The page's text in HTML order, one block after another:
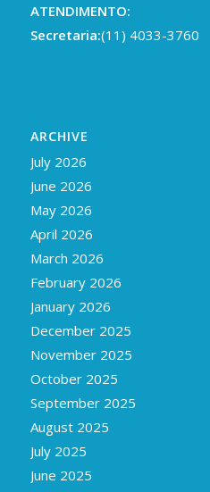
ATENDIMENTO:
Secretaria:(11) 4033-3760
ARCHIVE
July 2026
June 2026
May 2026
April 2026
March 2026
February 2026
January 2026
December 2025
November 2025
October 2025
September 2025
August 2025
July 2025
June 2025